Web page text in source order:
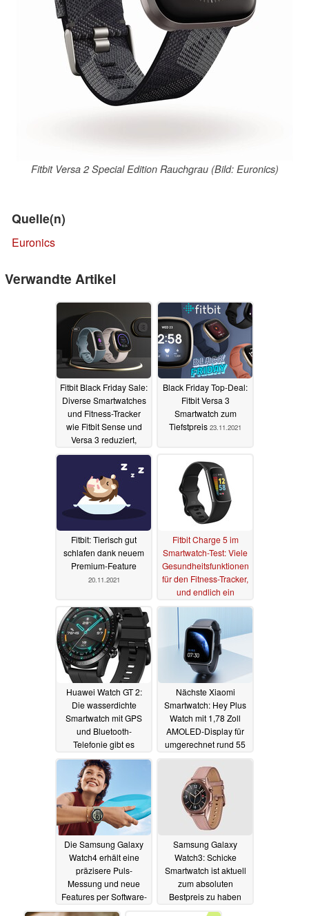
Fitbit Versa 2 Special Edition Rauchgrau (Bild: Euronics)
Quelle(n)
Euronics
Verwandte Artikel
Fitbit Black Friday Sale:
Diverse Smartwatches
und Fitness-Tracker
wie Fitbit Sense und
Versa 3 reduziert,
aber...24.11.2021
Black Friday Top-Deal:
Fitbit Versa 3
Smartwatch zum
Tiefstpreis 23.11.2021
Fitbit: Tierisch gut
schlafen dank neuem
Premium-Feature
20.11.2021
Fitbit Charge 5 im
Smartwatch-Test: Viele
Gesundheitsfunktionen
für den Fitness-Tracker,
und endlich ein
farbiges Display
10.11.2021
Huawei Watch GT 2:
Die wasserdichte
Smartwatch mit GPS
und Bluetooth-
Telefonie gibt es
aktuell zum Bestpreis
01.11.2021
Nächste Xiaomi
Smartwatch: Hey Plus
Watch mit 1,78 Zoll
AMOLED-Display für
umgerechnet rund 55
Euro bei Youpin
01.11.2021
Die Samsung Galaxy
Watch4 erhält eine
präzisere Puls-
Messung und neue
Features per Software-
Update01.11.2021
Samsung Galaxy
Watch3: Schicke
Smartwatch ist aktuell
zum absoluten
Bestpreis zu haben
01.11.2021